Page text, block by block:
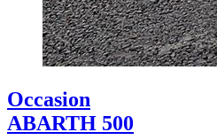
Occasion
ABARTH 500